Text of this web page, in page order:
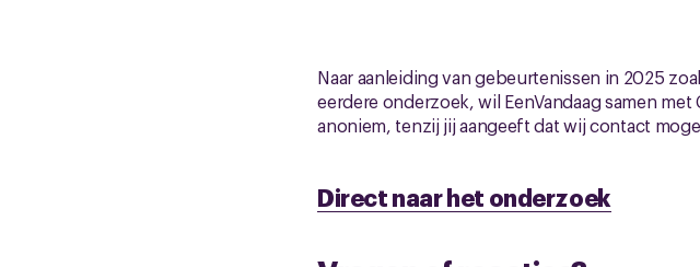
Naar aanleiding van gebeurtenissen in 2025
eerdere onderzoek, wil EenVandaag samen
anoniem, tenzij jij aangeeft dat wij contact
Direct naar het onderzoek